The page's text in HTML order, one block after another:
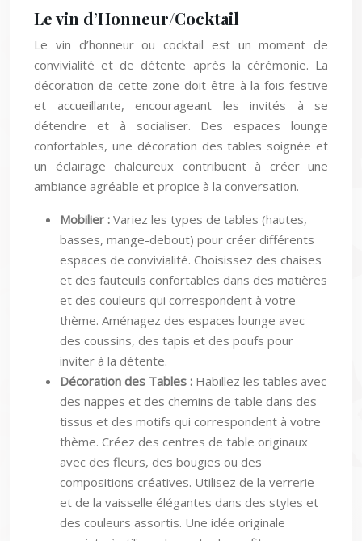
Le vin d’Honneur/Cocktail
Le vin d’honneur ou cocktail est un moment de
convivialité et de détente après la cérémonie. La
décoration de cette zone doit être à la fois festive
et accueillante, encourageant les invités à se
détendre et à socialiser. Des espaces lounge
confortables, une décoration des tables soignée et
un éclairage chaleureux contribuent à créer une
ambiance agréable et propice à la conversation.
Mobilier : Variez les types de tables (hautes,
basses, mange-debout) pour créer différents
espaces de convivialité. Choisissez des chaises
et des fauteuils confortables dans des matières
et des couleurs qui correspondent à votre
thème. Aménagez des espaces lounge avec
des coussins, des tapis et des poufs pour
inviter à la détente.
Décoration des Tables : Habillez les tables avec
des nappes et des chemins de table dans des
tissus et des motifs qui correspondent à votre
thème. Créez des centres de table originaux
avec des fleurs, des bougies ou des
compositions créatives. Utilisez de la verrerie
et de la vaisselle élégantes dans des styles et
des couleurs assortis. Une idée originale
consiste à utiliser des pots de confiture